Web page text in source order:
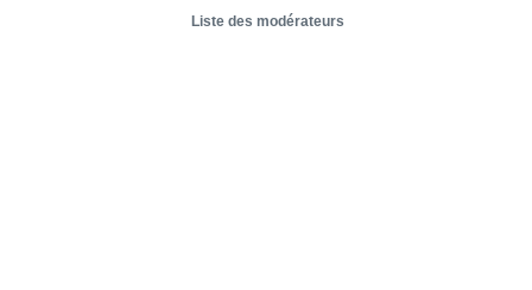
Liste des modérateurs